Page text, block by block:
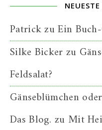
PatrickzuEin
Silke Bickerzu
Feldsalat?
Gänseblümchen
Das Blog. zu Mit